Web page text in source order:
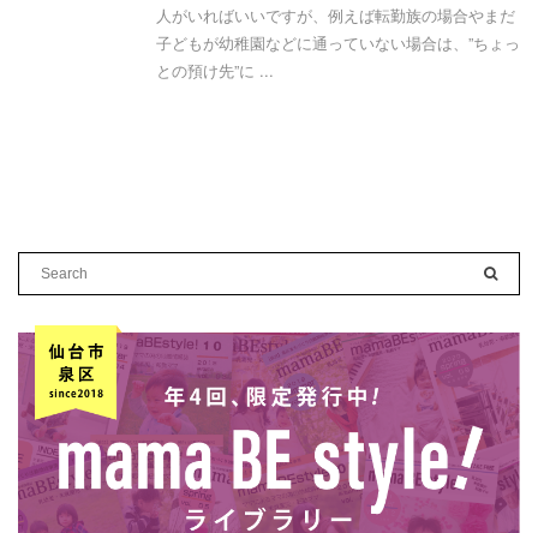
人がいればいいですが、例えば転勤族の場合やまだ
子どもが幼稚園などに通っていない場合は、”ちょっ
との預け先”に ...